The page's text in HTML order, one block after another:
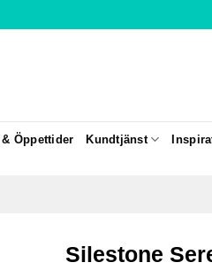
Öppettider Kundtjänst
Silestone